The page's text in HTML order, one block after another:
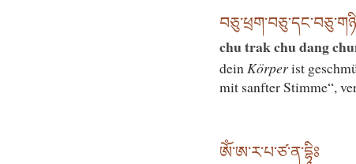
chu trak chu dang
deinKörperist
mit sanfter Stimme“,
ཨོཾ་ཨ་ར་པ་ཙ་ན་དྷཱིཿ